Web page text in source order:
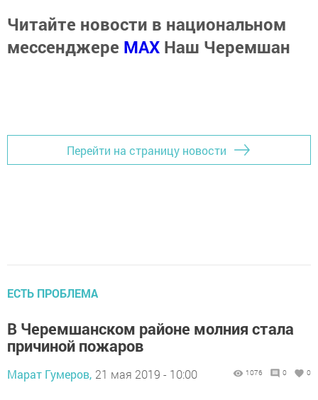
Читайте новости в национальном
мессенджере MАХ Наш Черемшан
Перейти на страницу новости
ЕСТЬ ПРОБЛЕМА
В Черемшанском районе молния стала
причиной пожаров
Марат Гумеров, 21 мая 2019 - 10:00 1076 0 0